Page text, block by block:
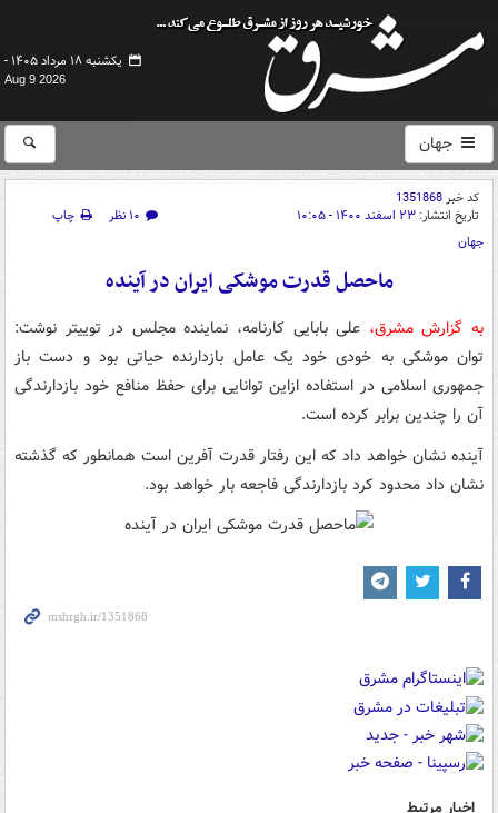
یکشنبه ۱۸ مرداد ۱۴۰۵ -
Aug 9 2026
جهان
کد خبر1351868
تاریخ انتشار: ۲۳ اسفند ۱۴۰۰ - ۱۰:۰۵ ۱۰ نظر
چاپ
جهان
ماحصل قدرت موشکی ایران در آینده
به گزارش مشرق، علی بابایی کارنامه، نماینده مجلس در توییتر نوشت:
‏توان موشکی به خودی خود یک عامل بازدارنده حیاتی بود و دست باز
جمهوری اسلامی در استفاده ازاین توانایی برای حفظ منافع خود بازدارندگی
آن را چندین برابر کرده است.
آینده نشان خواهد داد که این رفتار قدرت آفرین است همانطور که گذشته
نشان داد محدود کرد بازدارندگی فاجعه بار خواهد بود.
اخبار مرتبط